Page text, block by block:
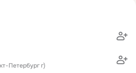
Петербург г)